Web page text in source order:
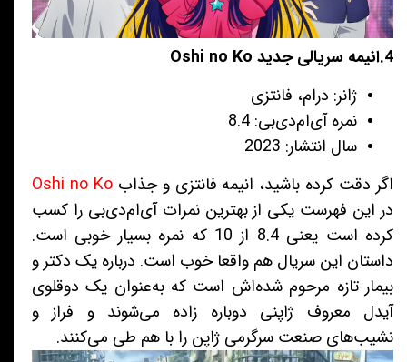
4.انیمه سریالی جدید Oshi no Ko
ژانر: درام، فانتزی
نمره آی‌ام‌دی‌بی: 8.4
سال انتشار: 2023
اگر دقت کرده باشید، انیمه فانتزی و جذابOshi no Ko
در این فهرست یکی از بهترین نمرات آی‌ام‌دی‌بی را کسب
کرده است یعنی 8.4 از 10 که نمره بسیار خوبی است.
داستان این سریال هم واقعا خوب است. درباره یک دکتر و
بیمار تازه مرحوم شده‌اش است که به‌عنوان یک دوقلوی
آیدل معروف ژاپنی دوباره زاده می‌شوند و فراز و
نشیب‌های صنعت سرگرمی ژاپن را با هم طی می‌کنند.